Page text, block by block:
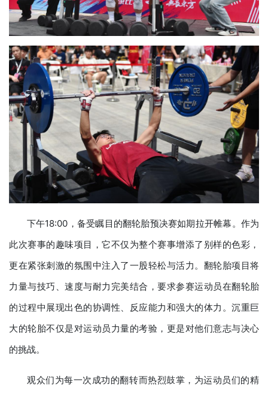
下午18:00，备受瞩目的翻轮胎预决赛如期拉开帷幕。作为
此次赛事的趣味项目，它不仅为整个赛事增添了别样的色彩，
更在紧张刺激的氛围中注入了一股轻松与活力。翻轮胎项目将
力量与技巧、速度与耐力完美结合，要求参赛运动员在翻轮胎
的过程中展现出色的协调性、反应能力和强大的体力。沉重巨
大的轮胎不仅是对运动员力量的考验，更是对他们意志与决心
的挑战。
观众们为每一次成功的翻转而热烈鼓掌，为运动员们的精